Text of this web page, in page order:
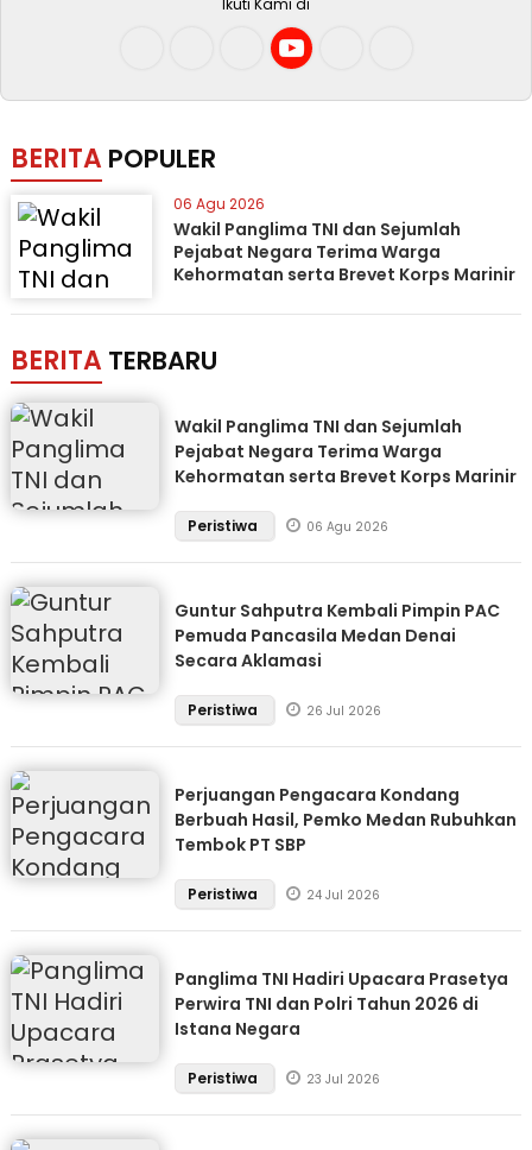
Ikuti Kami di
BERITA POPULER
06 Agu 2026
Wakil Panglima TNI dan Sejumlah
Pejabat Negara Terima Warga
Kehormatan serta Brevet Korps Marinir
BERITA TERBARU
Wakil Panglima TNI dan Sejumlah
Pejabat Negara Terima Warga
Kehormatan serta Brevet Korps Marinir
Peristiwa 06 Agu 2026
Guntur Sahputra Kembali Pimpin PAC
Pemuda Pancasila Medan Denai
Secara Aklamasi
Peristiwa 26 Jul 2026
Perjuangan Pengacara Kondang
Berbuah Hasil, Pemko Medan Rubuhkan
Tembok PT SBP
Peristiwa 24 Jul 2026
Panglima TNI Hadiri Upacara Prasetya
Perwira TNI dan Polri Tahun 2026 di
Istana Negara
Peristiwa 23 Jul 2026